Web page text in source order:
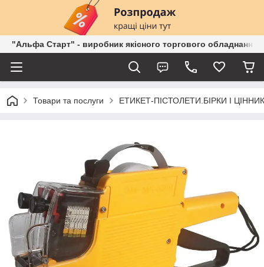
"Альфа Старт" - виробник якісного торгового обладнання
Товари та послуги ЕТИКЕТ-ПІСТОЛЕТИ.БІРКИ І